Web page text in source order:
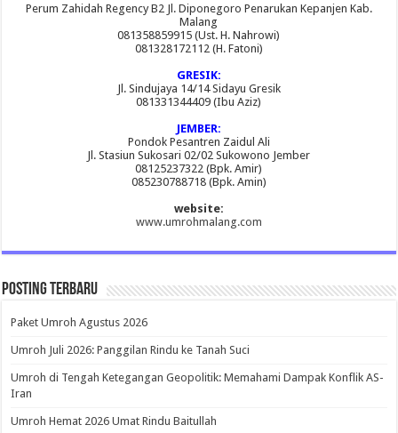
Perum Zahidah Regency B2 Jl. Diponegoro Penarukan Kepanjen Kab.
Malang
081358859915 (Ust. H. Nahrowi)
081328172112 (H. Fatoni)
GRESIK:
Jl. Sindujaya 14/14 Sidayu Gresik
081331344409 (Ibu Aziz)
JEMBER:
Pondok Pesantren Zaidul Ali
Jl. Stasiun Sukosari 02/02 Sukowono Jember
08125237322 (Bpk. Amir)
085230788718 (Bpk. Amin)
website:
www.umrohmalang.com
Posting Terbaru
Paket Umroh Agustus 2026
Umroh Juli 2026: Panggilan Rindu ke Tanah Suci
Umroh di Tengah Ketegangan Geopolitik: Memahami Dampak Konflik AS-
Iran
Umroh Hemat 2026 Umat Rindu Baitullah